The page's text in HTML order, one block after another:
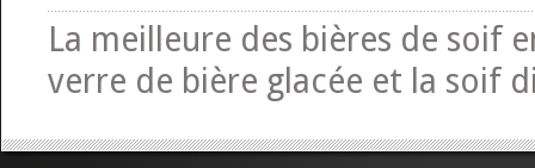
La meilleure des bières de soif
verre de bière glacée et la soif